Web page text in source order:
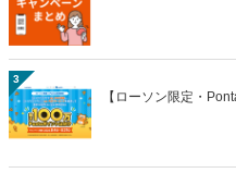
3
【ローソン限定・